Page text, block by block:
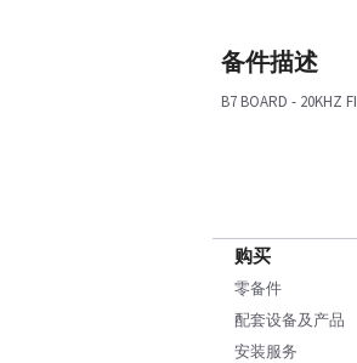
备件描述
B7 BOARD - 20KHZ
购买
零备件
配套设备及产品
安装服务